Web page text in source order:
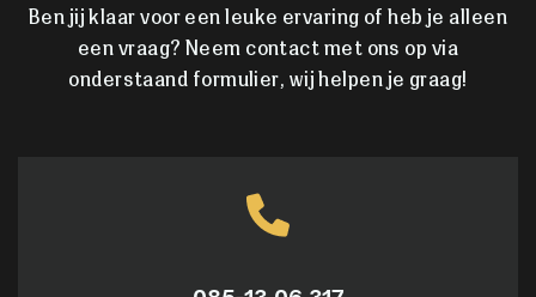
Ben jij klaar voor een leuke ervaring of heb je alleen
een vraag? Neem contact met ons op via
onderstaand formulier, wij helpen je graag!